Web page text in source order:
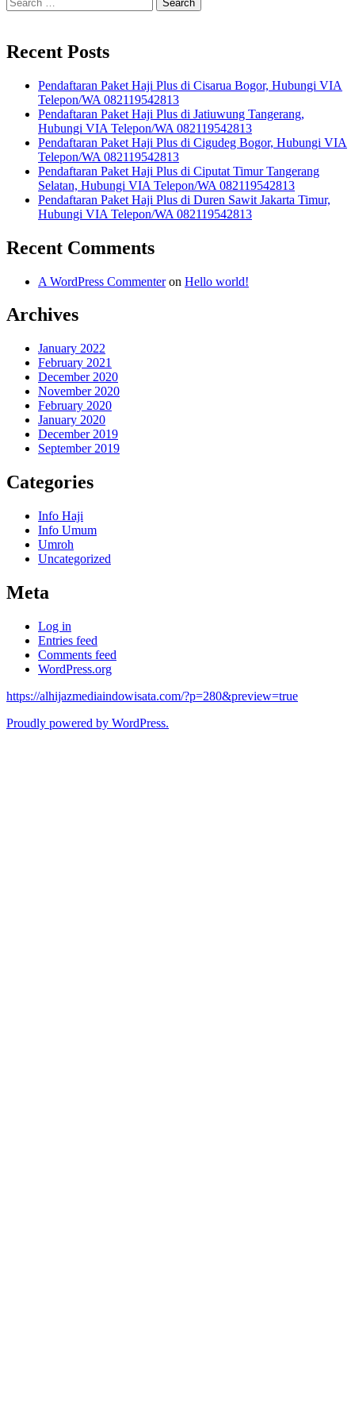
for:
Recent Posts
Pendaftaran Paket Haji Plus di Cisarua Bogor, Hubungi VIA
Telepon/WA 082119542813
Pendaftaran Paket Haji Plus di Jatiuwung Tangerang,
Hubungi VIA Telepon/WA 082119542813
Pendaftaran Paket Haji Plus di Cigudeg Bogor, Hubungi VIA
Telepon/WA 082119542813
Pendaftaran Paket Haji Plus di Ciputat Timur Tangerang
Selatan, Hubungi VIA Telepon/WA 082119542813
Pendaftaran Paket Haji Plus di Duren Sawit Jakarta Timur,
Hubungi VIA Telepon/WA 082119542813
Recent Comments
A WordPress Commenteron Hello world!
Archives
January 2022
February 2021
December 2020
November 2020
February 2020
January 2020
December 2019
September 2019
Categories
Info Haji
Info Umum
Umroh
Uncategorized
Meta
Log in
Entries feed
Comments feed
WordPress.org
https://alhijazmediaindowisata.com/?p=280&preview=true
Proudly powered by WordPress.